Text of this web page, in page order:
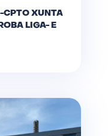
CPTO XUNTA
LIGA- E